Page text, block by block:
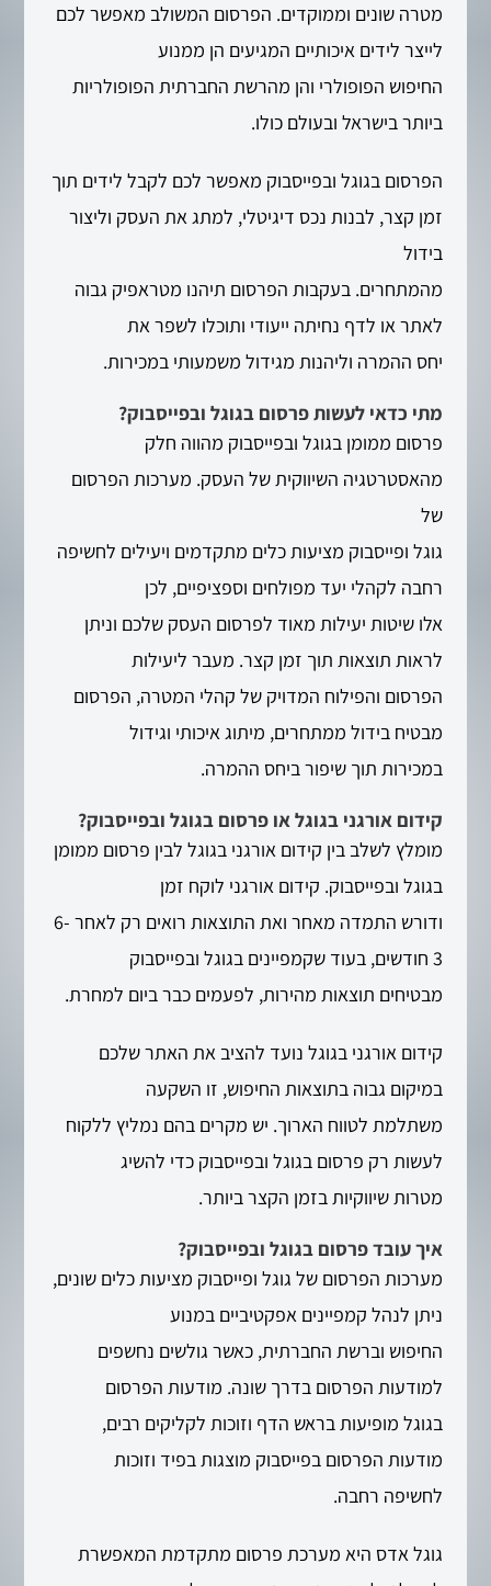
מטרה שונים וממוקדים. הפרסום המשולב מאפשר לכם
לייצר לידים איכותיים המגיעים הן ממנוע
החיפוש הפופולרי והן מהרשת החברתית הפופולריות
ביותר בישראל ובעולם כולו.
הפרסום בגוגל ובפייסבוק מאפשר לכם לקבל לידים תוך
זמן קצר, לבנות נכס דיגיטלי, למתג את העסק וליצור
בידול
מהמתחרים. בעקבות הפרסום תיהנו מטראפיק גבוה
לאתר או לדף נחיתה ייעודי ותוכלו לשפר את
יחס ההמרה וליהנות מגידול משמעותי במכירות.
מתי כדאי לעשות פרסום בגוגל ובפייסבוק?
פרסום ממומן בגוגל ובפייסבוק מהווה חלק
מהאסטרטגיה השיווקית של העסק. מערכות הפרסום
של
גוגל ופייסבוק מציעות כלים מתקדמים ויעילים לחשיפה
רחבה לקהלי יעד מפולחים וספציפיים, לכן
אלו שיטות יעילות מאוד לפרסום העסק שלכם וניתן
לראות תוצאות תוך זמן קצר. מעבר ליעילות
הפרסום והפילוח המדויק של קהלי המטרה, הפרסום
מבטיח בידול ממתחרים, מיתוג איכותי וגידול
במכירות תוך שיפור ביחס ההמרה.
קידום אורגני בגוגל או פרסום בגוגל ובפייסבוק?
מומלץ לשלב בין קידום אורגני בגוגל לבין פרסום ממומן
בגוגל ובפייסבוק. קידום אורגני לוקח זמן
ודורש התמדה מאחר ואת התוצאות רואים רק לאחר 6-
3 חודשים, בעוד שקמפיינים בגוגל ובפייסבוק
מבטיחים תוצאות מהירות, לפעמים כבר ביום למחרת.
קידום אורגני בגוגל נועד להציב את האתר שלכם
במיקום גבוה בתוצאות החיפוש, זו השקעה
משתלמת לטווח הארוך. יש מקרים בהם נמליץ ללקוח
לעשות רק פרסום בגוגל ובפייסבוק כדי להשיג
מטרות שיווקיות בזמן הקצר ביותר.
איך עובד פרסום בגוגל ובפייסבוק?
מערכות הפרסום של גוגל ופייסבוק מציעות כלים שונים,
ניתן לנהל קמפיינים אפקטיביים במנוע
החיפוש וברשת החברתית, כאשר גולשים נחשפים
למודעות הפרסום בדרך שונה. מודעות הפרסום
בגוגל מופיעות בראש הדף וזוכות לקליקים רבים,
מודעות הפרסום בפייסבוק מוצגות בפיד וזוכות
לחשיפה רחבה.
גוגל אדס היא מערכת פרסום מתקדמת המאפשרת